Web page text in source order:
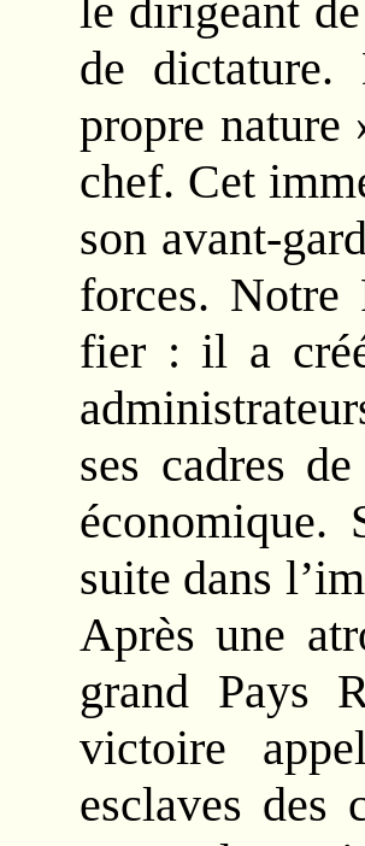
le dirigeant
de
propre nature
chef. Cet
son avant-
forces. Notre
fier : il a créé
ses cadres
économique.
suite dans
Après une
grand Pays
victoire
esclaves